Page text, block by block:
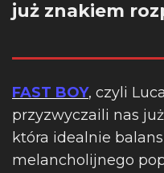
już znakiem
FAST BOY, czyli
przyzwyczaili nas
która idealnie
melancholijnego